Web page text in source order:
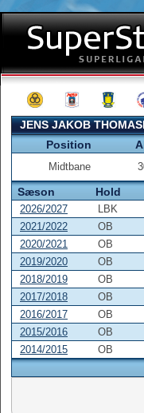
JENS JAKOB
Position
Midtbane
Sæson Hold
2026/2027 LBK
2021/2022
OB
2020/2021
OB
2019/2020
OB
2018/2019
OB
2017/2018
OB
2016/2017
OB
2015/2016
OB
2014/2015
OB